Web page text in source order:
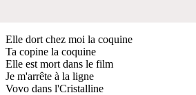
Elle dort chez moi la coquine
Ta copine la coquine
Elle est mort dans le film
Je m'arrête à la ligne
Vovo dans l'Cristalline